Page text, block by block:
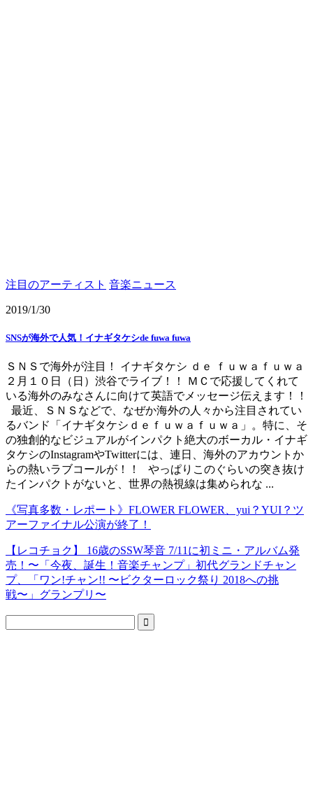
注目のアーティスト 音楽ニュース
2019/1/30
SNSが海外で人気！イナギタケシde fuwa fuwa
ＳＮＳで海外が注目！ イナギタケシ ｄｅ ｆｕｗａｆｕｗａ
２月１０日（日）渋谷でライブ！！ ＭＣで応援してくれて
いる海外のみなさんに向けて英語でメッセージ伝えます！！
最近、ＳＮＳなどで、なぜか海外の人々から注目されてい
るバンド「イナギタケシｄｅｆｕｗａｆｕｗａ」。特に、そ
の独創的なビジュアルがインパクト絶大のボーカル・イナギ
タケシのInstagramやTwitterには、連日、海外のアカウントか
らの熱いラブコールが！！ やっぱりこのぐらいの突き抜け
たインパクトがないと、世界の熱視線は集められな ...
《写真多数・レポート》FLOWER FLOWER、yui？YUI？ツ
アーファイナル公演が終了！
【レコチョク】 16歳のSSW琴音 7/11に初ミニ・アルバム発
売！〜「今夜、誕生！音楽チャンプ」初代グランドチャン
プ、「ワン!チャン!! 〜ビクターロック祭り 2018への挑
戦〜」グランプリ〜